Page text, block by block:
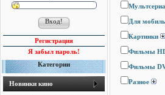
Регистрация
Я забыл пароль!
Категории
Новинки кино
Для
Картинки
Фильмы
Фильмы
Разное